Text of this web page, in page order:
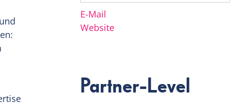
E-Mail
Website
Partner-Level